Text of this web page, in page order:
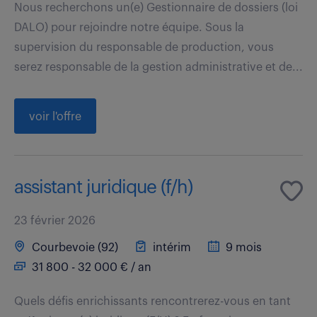
Nous recherchons un(e) Gestionnaire de dossiers (loi
DALO) pour rejoindre notre équipe. Sous la
supervision du responsable de production, vous
serez responsable de la gestion administrative et de...
voir l'offre
assistant juridique (f/h)
23 février 2026
Courbevoie (92) intérim
9 mois
31 800 - 32 000 € / an
Quels défis enrichissants rencontrerez-vous en tant